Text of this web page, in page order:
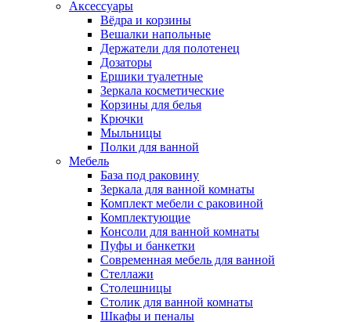
Аксессуары
Вёдра и корзины
Вешалки напольные
Держатели для полотенец
Дозаторы
Ершики туалетные
Зеркала косметические
Корзины для белья
Крючки
Мыльницы
Полки для ванной
Мебель
База под раковину
Зеркала для ванной комнаты
Комплект мебели с раковиной
Комплектующие
Консоли для ванной комнаты
Пуфы и банкетки
Современная мебель для ванной
Стеллажи
Столешницы
Столик для ванной комнаты
Шкафы и пеналы